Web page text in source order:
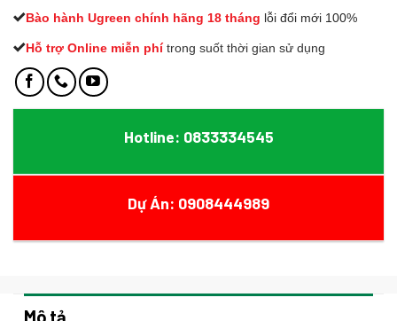
Bào hành Ugreen chính hãng 18 tháng lỗi đổi mới 100%
Hỗ trợ Online miễn phí trong suốt thời gian sử dụng
Hotline: 0833334545
Dự Án: 0908444989
Mô tả